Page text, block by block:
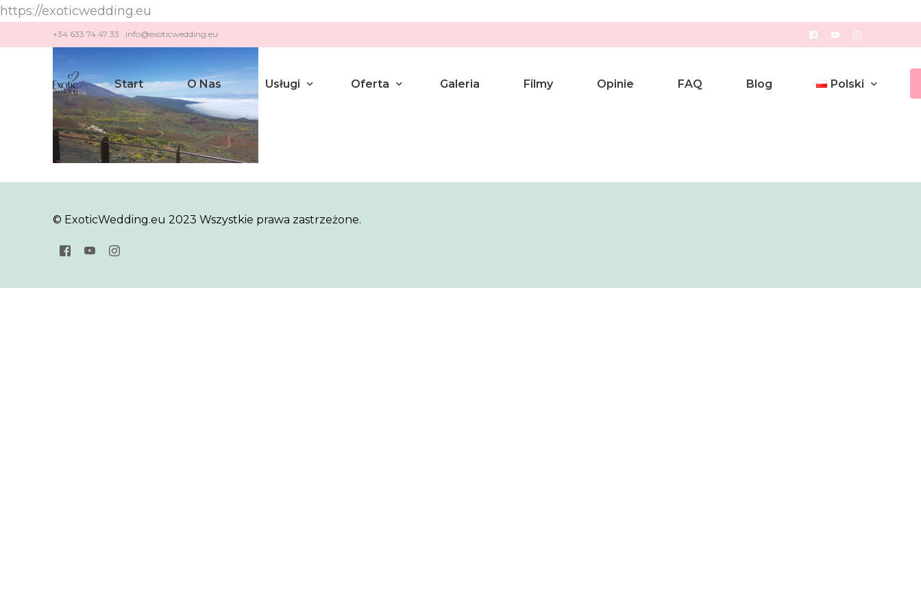
https://exoticwedding.eu
+34 633 74 47 33 info@exoticwedding.eu
Start O Nas Usługi
Ślub Cywilny
Rocznica Ślubu lub Związku
Oferta
Aranżacje
Galeria Filmy Opinie FAQ Blog Polski
English
© ExoticWedding.eu 2023 Wszystkie prawa zastrzeżone.